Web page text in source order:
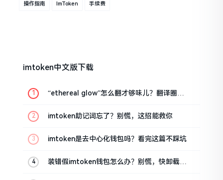
操作指南 ImToken 手续费
imtoken中文版下载
“ethereal glow”怎么翻才够味儿？翻译圈老
imtoken助记词忘了？别慌，这招能救你
imtoken是去中心化钱包吗？看完这篇不踩坑
装错假imtoken钱包怎么办？别慌，快卸载，